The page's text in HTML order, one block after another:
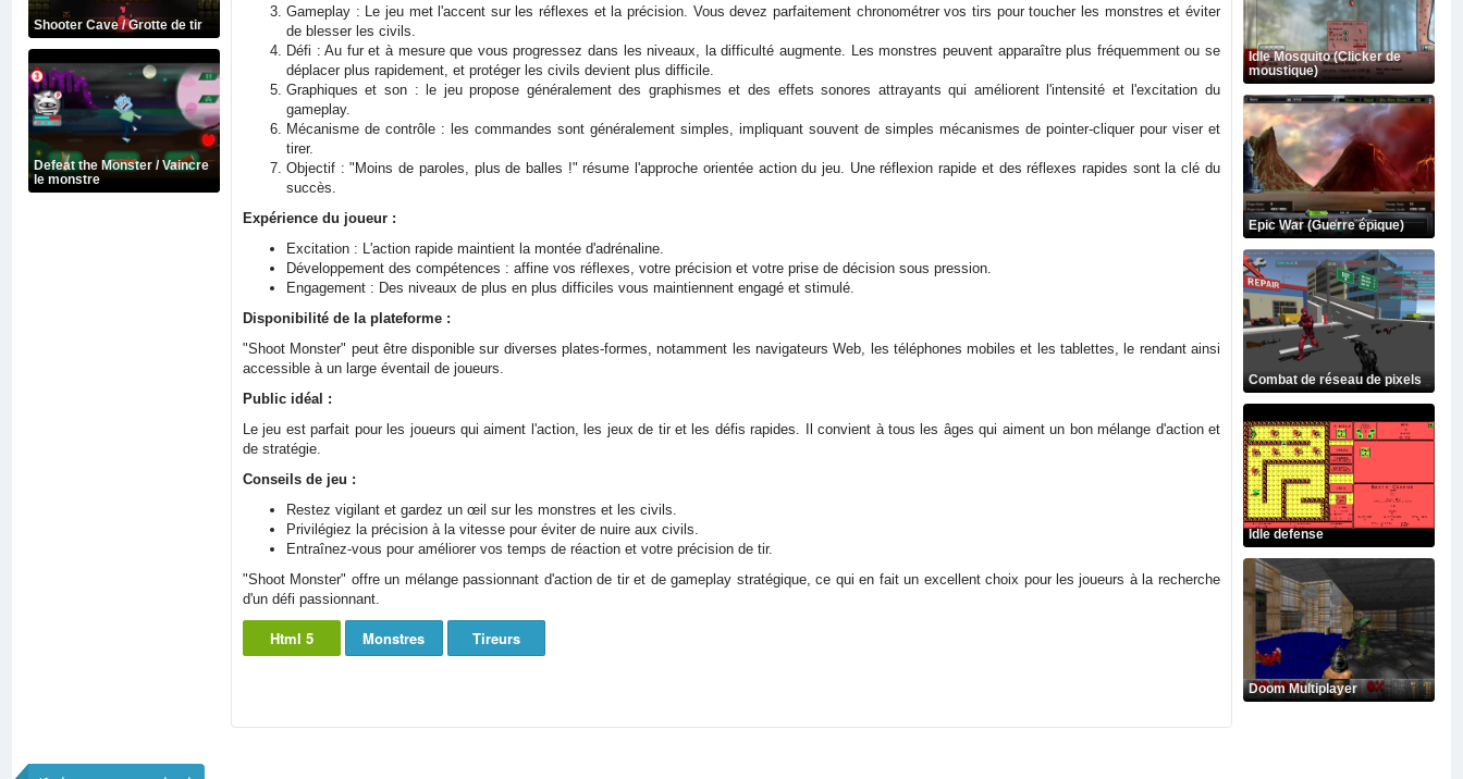
Shooter Cave / Grotte de tir
Defeat the Monster / Vaincre
le monstre
Gameplay : Le jeu met l'accent sur les réflexes et la précision. Vous devez parfaitement chronométrer vos tirs pour toucher les monstres et éviter
de blesser les civils.
Défi : Au fur et à mesure que vous progressez dans les niveaux, la difficulté augmente. Les monstres peuvent apparaître plus fréquemment ou se
déplacer plus rapidement, et protéger les civils devient plus difficile.
Graphiques et son : le jeu propose généralement des graphismes et des effets sonores attrayants qui améliorent l'intensité et l'excitation du
gameplay.
Mécanisme de contrôle : les commandes sont généralement simples, impliquant souvent de simples mécanismes de pointer-cliquer pour viser et
tirer.
Objectif : "Moins de paroles, plus de balles !" résume l'approche orientée action du jeu. Une réflexion rapide et des réflexes rapides sont la clé du
succès.
Expérience du joueur :
Excitation : L'action rapide maintient la montée d'adrénaline.
Développement des compétences : affine vos réflexes, votre précision et votre prise de décision sous pression.
Engagement : Des niveaux de plus en plus difficiles vous maintiennent engagé et stimulé.
Disponibilité de la plateforme :
"Shoot Monster" peut être disponible sur diverses plates-formes, notamment les navigateurs Web, les téléphones mobiles et les tablettes, le rendant ainsi
accessible à un large éventail de joueurs.
Public idéal :
Le jeu est parfait pour les joueurs qui aiment l'action, les jeux de tir et les défis rapides. Il convient à tous les âges qui aiment un bon mélange d'action et
de stratégie.
Conseils de jeu :
Restez vigilant et gardez un œil sur les monstres et les civils.
Privilégiez la précision à la vitesse pour éviter de nuire aux civils.
Entraînez-vous pour améliorer vos temps de réaction et votre précision de tir.
"Shoot Monster" offre un mélange passionnant d'action de tir et de gameplay stratégique, ce qui en fait un excellent choix pour les joueurs à la recherche
d'un défi passionnant.
Html 5 Monstres Tireurs
Idle Mosquito (Clicker de
moustique)
Epic War (Guerre épique)
Combat de réseau de pixels
Idle defense
Doom Multiplayer